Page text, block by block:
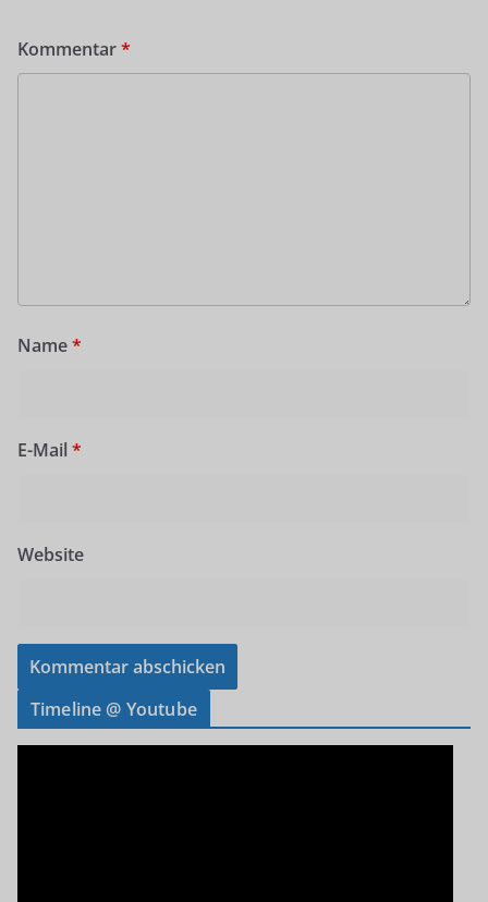
Kommentar*
Name*
E-Mail *
Website
Timeline @ Youtube